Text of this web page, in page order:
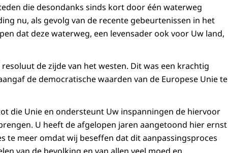
die desondanks sinds kort door één waterweg
nu, als gevolg van de recente gebeurtenissen in het
dat deze waterweg, een levensader ook voor Uw land,
de zijde van het westen. Dit was een krachtig
de democratische waarden van de Europese Unie te
die Unie en ondersteunt Uw inspanningen de hiervoor
U heeft de afgelopen jaren aangetoond hier ernst
te meer omdat wij beseffen dat dit aanpassingsproces